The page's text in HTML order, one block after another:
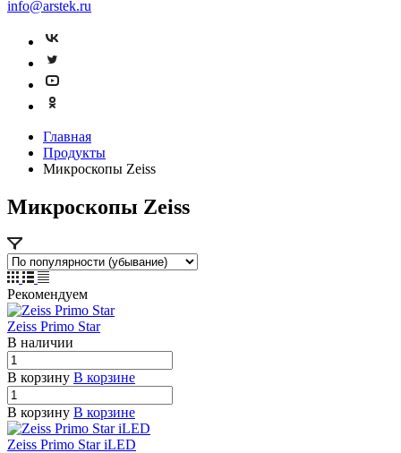
info@arstek.ru
Главная
Продукты
Микроскопы Zeiss
Микроскопы Zeiss
Рекомендуем
Zeiss Primo Star
В наличии
В корзину В корзине
В корзину В корзине
Zeiss Primo Star iLED